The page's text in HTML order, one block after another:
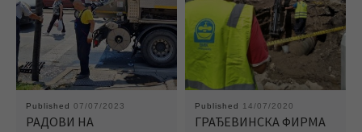
Published 07/07/2023
РАДОВИ НА
Published 14/07/2020
ГРАЂЕВИНСКА ФИРМА